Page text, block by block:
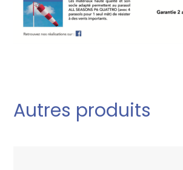
Autres produits